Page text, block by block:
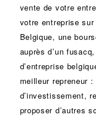
vente de votre
votre entreprise
Belgique, une
auprès d’un fusacq
d’entreprise
meilleur repreneur :
d’investissement,
proposer d’autres